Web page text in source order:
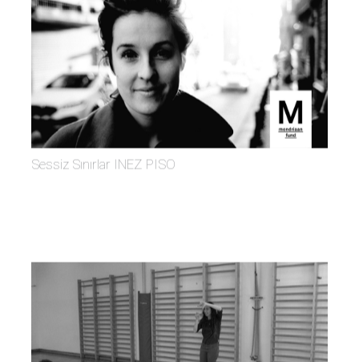
Sessiz Sınırlar INEZ PISO